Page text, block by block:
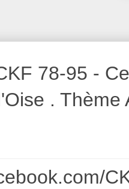
78-95 -
.